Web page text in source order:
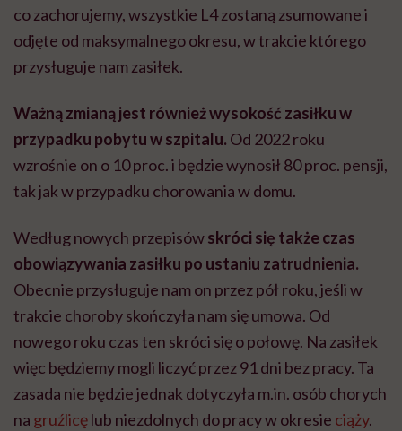
co zachorujemy, wszystkie L4 zostaną zsumowane i
odjęte od maksymalnego okresu, w trakcie którego
przysługuje nam zasiłek.
Ważną zmianą jest również wysokość zasiłku w
przypadku pobytu w szpitalu. Od 2022 roku
wzrośnie on o 10 proc. i będzie wynosił 80 proc. pensji,
tak jak w przypadku chorowania w domu.
Według nowych przepisówskróci się także czas
obowiązywania zasiłku po ustaniu zatrudnienia.
Obecnie przysługuje nam on przez pół roku, jeśli w
trakcie choroby skończyła nam się umowa. Od
nowego roku czas ten skróci się o połowę. Na zasiłek
więc będziemy mogli liczyć przez 91 dni bez pracy. Ta
zasada nie będzie jednak dotyczyła m.in. osób chorych
na gruźlicęlub niezdolnych do pracy w okresie ciąży.